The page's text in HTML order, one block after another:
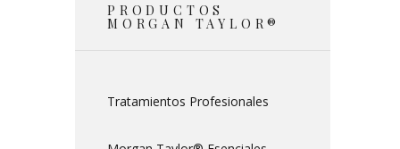
PRODUCTOS
MORGAN TAYLOR®
Tratamientos Profesionales